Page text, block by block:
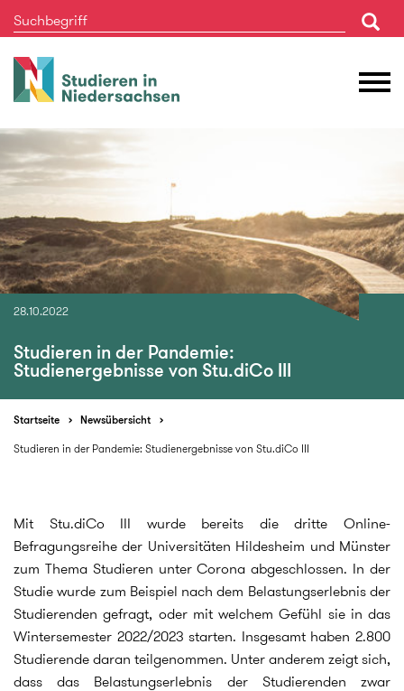
Studieren
in
28.10.2022
Studieren in der Pandemie:
Studienergebnisse von Stu.diCo III
Startseite
Newsübersicht
Studieren in der Pandemie: Studienergebnisse von Stu.diCo III
Mit Stu.diCo III wurde bereits die dritte Online-
Befragungsreihe der Universitäten Hildesheim und Münster
zum Thema Studieren unter Corona abgeschlossen. In der
Studie wurde zum Beispiel nach dem Belastungserlebnis der
Studierenden gefragt, oder mit welchem Gefühl sie in das
Wintersemester 2022/2023 starten. Insgesamt haben 2.800
Studierende daran teilgenommen. Unter anderem zeigt sich,
dass das Belastungserlebnis der Studierenden zwar